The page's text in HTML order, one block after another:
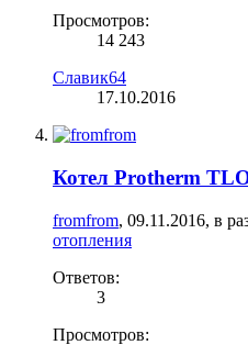
Просмотров:
14 243
Славик64
17.10.2016
Котел Protherm
fromfrom, 09.11.2016, в
отопления
Ответов:
3
Просмотров: